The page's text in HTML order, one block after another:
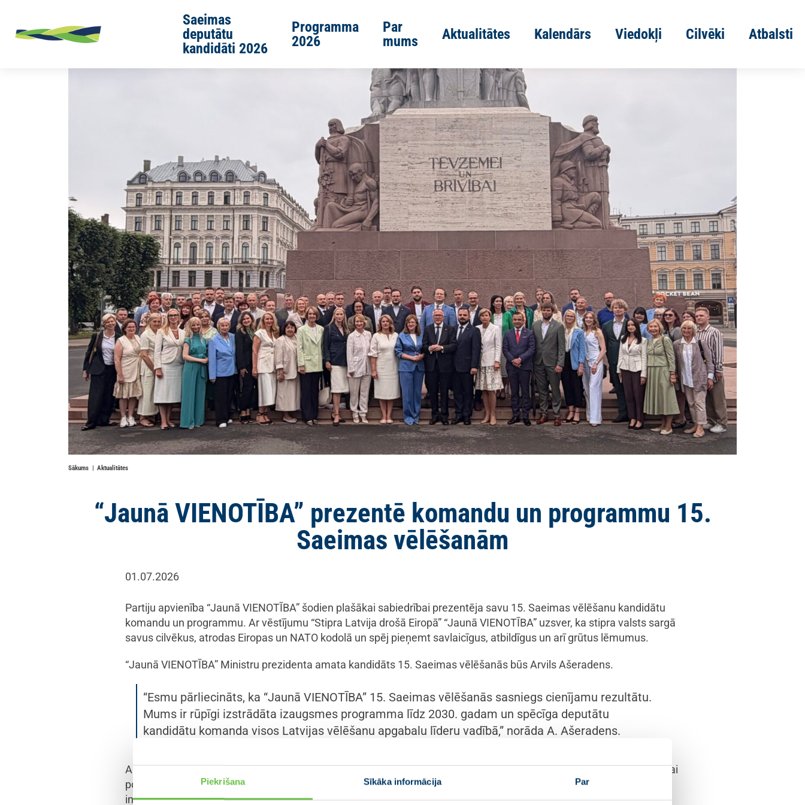
Piekrišana Sīkāka informācija Par
Saeimas
deputātu
kandidāti 2026
Programma
2026
Par
mums
Aktualitātes Kalendārs Viedokļi Cilvēki Atbalsti
Sākums Aktualitātes
“Jaunā VIENOTĪBA” prezentē komandu un programmu 15.
Saeimas vēlēšanām
01.07.2026
Partiju apvienība “Jaunā VIENOTĪBA” šodien plašākai sabiedrībai prezentēja savu 15. Saeimas vēlēšanu kandidātu
komandu un programmu. Ar vēstījumu “Stipra Latvija drošā Eiropā” “Jaunā VIENOTĪBA” uzsver, ka stipra valsts sargā
savus cilvēkus, atrodas Eiropas un NATO kodolā un spēj pieņemt savlaicīgus, atbildīgus un arī grūtus lēmumus.
“Jaunā VIENOTĪBA” Ministru prezidenta amata kandidāts 15. Saeimas vēlēšanās būs Arvils Ašeradens.
“Esmu pārliecināts, ka “Jaunā VIENOTĪBA” 15. Saeimas vēlēšanās sasniegs cienījamu rezultātu.
Mums ir rūpīgi izstrādāta izaugsmes programma līdz 2030. gadam un spēcīga deputātu
kandidātu komanda visos Latvijas vēlēšanu apgabalu līderu vadībā,” norāda A. Ašeradens.
A. Ašeradens uzsver, ka “Jaunā VIENOTĪBA” arī turpmāk paliks uzticīga savām pamatvērtībām un skaidrai politiskajai
pozīcijai: “Mēs esam un paliksim labēji centrisks politiskais spēks. Tas nozīmē atbildību, spēju sabalansēt dažādas
intereses un meklēt risinājumus, nevis padziļināt konfliktus. Vienlaikus mums ir skaidras sarkanās līnijas: ar